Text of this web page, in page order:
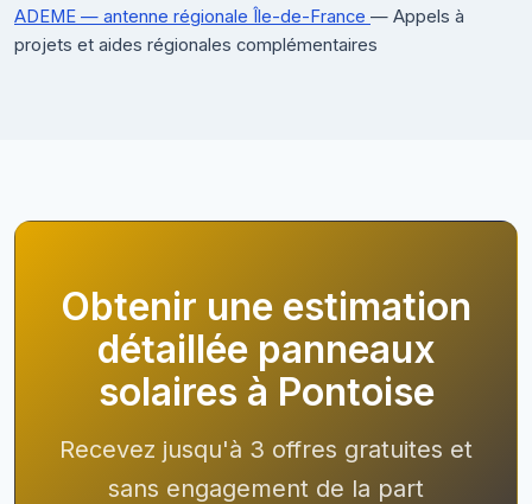
ADEME — antenne régionale Île-de-France — Appels à
projets et aides régionales complémentaires
Obtenir une estimation
détaillée panneaux
solaires à Pontoise
Recevez jusqu'à 3 offres gratuites et
sans engagement de la part